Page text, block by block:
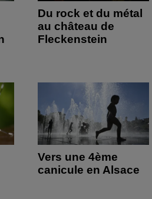
Du rock et du métal
au château de
Fleckenstein
Vers une 4ème
canicule en Alsace